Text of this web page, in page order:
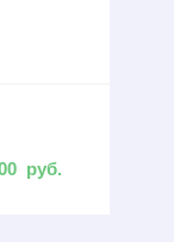
руб.